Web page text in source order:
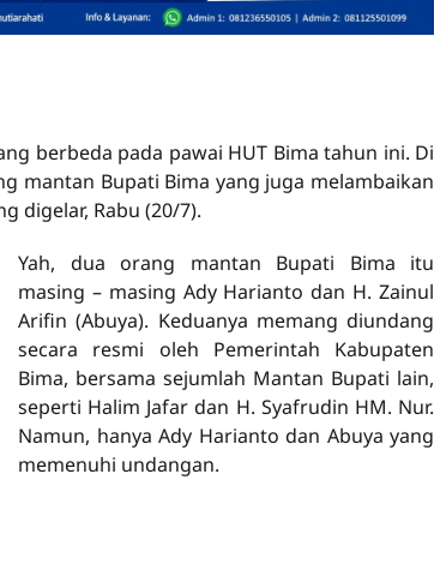
berbeda pada pawai HUT Bima tahun ini. Di
mantan Bupati Bima yang juga melambaikan
digelar, Rabu (20/7).
Yah, dua orang mantan Bupati Bima itu
masing – masing Ady Harianto dan H. Zainul
Arifin (Abuya). Keduanya memang diundang
secara resmi oleh Pemerintah Kabupaten
Bima, bersama sejumlah Mantan Bupati lain,
seperti Halim Jafar dan H. Syafrudin HM. Nur.
Namun, hanya Ady Harianto dan Abuya yang
memenuhi undangan.